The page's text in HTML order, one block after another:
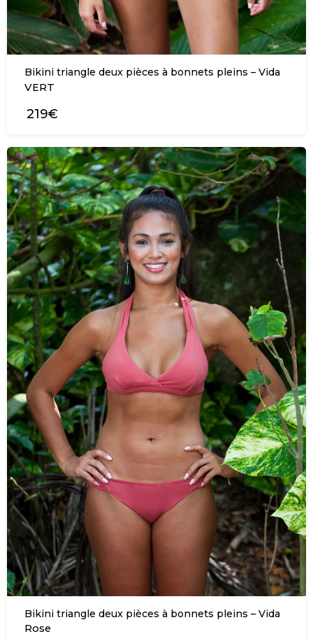
Bikini triangle deux pièces à bonnets pleins – Vida
VERT
219€
Bikini triangle deux pièces à bonnets pleins – Vida
Rose